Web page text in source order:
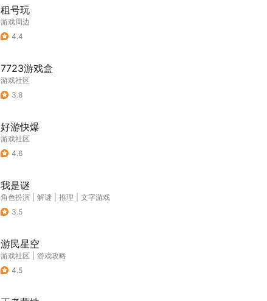
租号玩
游戏周边
4.4
7723游戏盒
游戏社区
3.8
好游快爆
游戏社区
4.6
我是谜
角色扮演 解谜 推理
文字游戏
3.5
游民星空
游戏社区
游戏攻略
4.5